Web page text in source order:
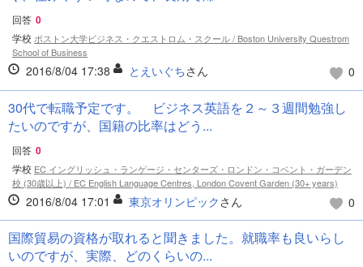
回答 0
学校ボストン大学ビジネス・クエストロム・スクール / Boston University Questrom
School of Business
2016/8/04 17:38 とえいぐちさん 0
30代で転職予定です。 ビジネス英語を２～３週間勉強し
たいのですが、国籍の比率はどう...
回答 0
学校 EC イングリッシュ・ランゲージ・センターズ・ロンドン・コベント・ガーデン
校 (30歳以上) / EC English Language Centres, London Covent Garden (30+ years)
2016/8/04 17:01 東京オリンピックさん 0
国際貿易の資格が取れると聞きました。就職率も良いらし
いのですが、実際、どのくらいの...